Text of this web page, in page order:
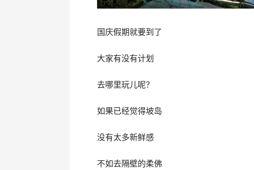
国庆假期就要到了
大家有没有计划
去哪里玩儿呢？
如果已经觉得坡岛
没有太多新鲜感
不如去隔壁的柔佛